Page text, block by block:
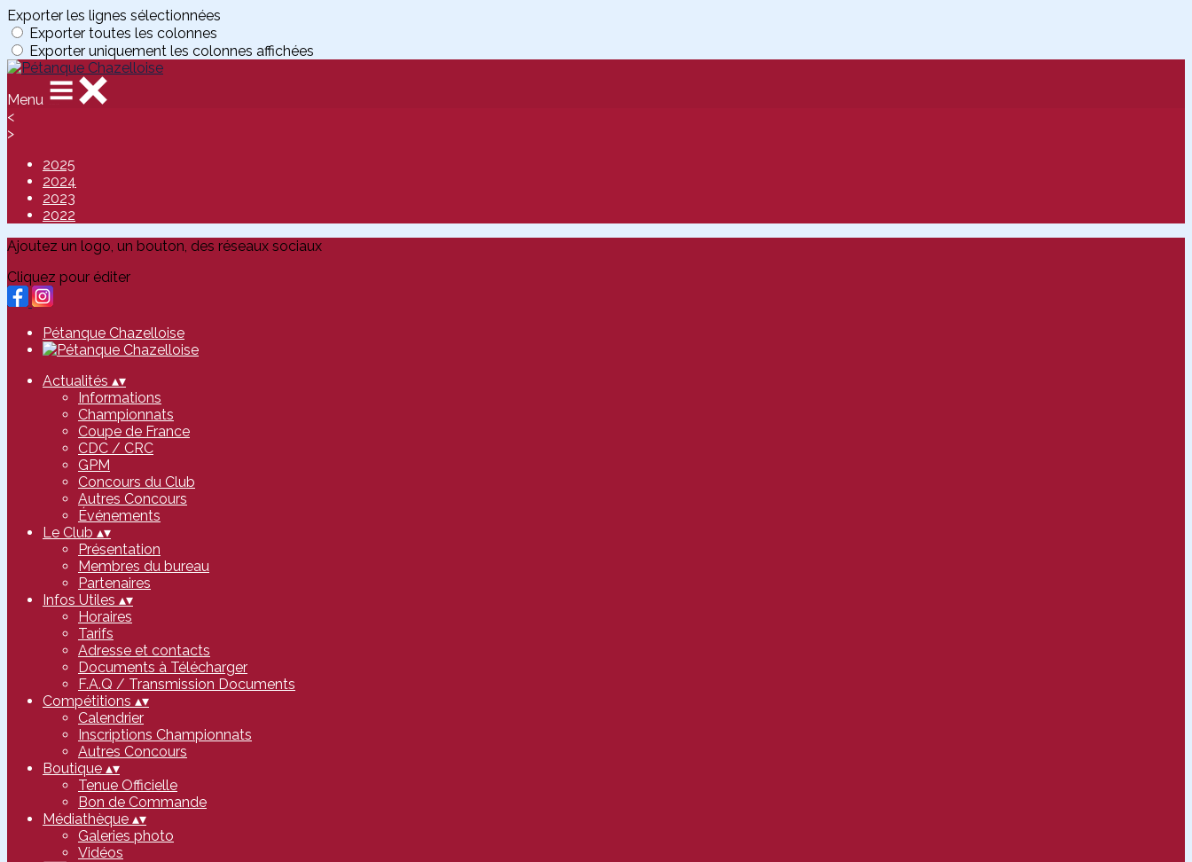
Exporter les lignes sélectionnées
Exporter toutes les colonnes
Exporter uniquement les colonnes affichées
Menu
<
>
2025
2024
2023
2022
Ajoutez un logo, un bouton, des réseaux sociaux
Cliquez pour éditer
Pétanque Chazelloise
Actualités ▴▾
Informations
Championnats
Coupe de France
CDC / CRC
GPM
Concours du Club
Autres Concours
Événements
Le Club ▴▾
Présentation
Membres du bureau
Partenaires
Infos Utiles ▴▾
Horaires
Tarifs
Adresse et contacts
Documents à Télécharger
F.A.Q / Transmission Documents
Compétitions ▴▾
Calendrier
Inscriptions Championnats
Autres Concours
Boutique ▴▾
Tenue Officielle
Bon de Commande
Médiathèque ▴▾
Galeries photo
Vidéos